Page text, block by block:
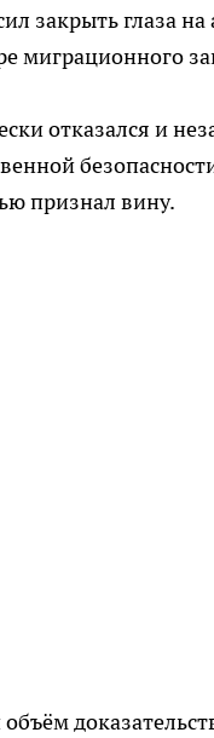
закрыть глаза
отказался и
признал вину.